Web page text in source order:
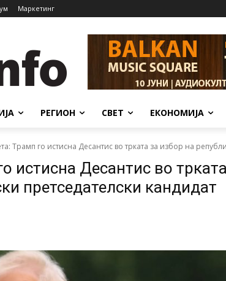
Маркетинг
РЕГИОН СВЕТ ЕКОНОМИЈА
Трамп го истисна Десантис во трката за избор на
истисна Десантис во
претседателски кандидат